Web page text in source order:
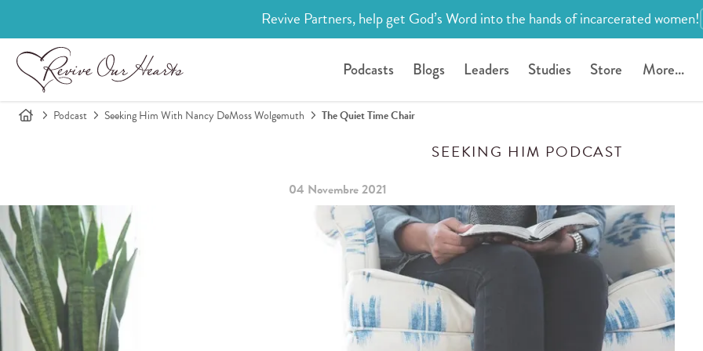
Revive Partners, help get God’s Word into the hands of incarcerated women!
Podcasts Blogs Leaders Studies Store More...
Podcast Seeking Him With Nancy DeMoss Wolgemuth The Quiet Time Chair
SEEKING HIM PODCAST
04 Novembre 2021